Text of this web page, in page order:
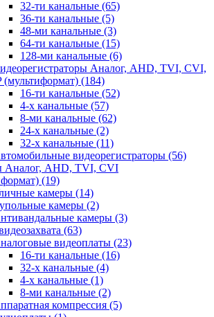
32-ти канальные (65)
36-ти канальные (5)
48-ми канальные (3)
64-ти канальные (15)
128-ми канальные (6)
Аналог, AHD, TVI, CVI,
(мультиформат) (184)
16-ти канальные (52)
4-х канальные (57)
8-ми канальные (62)
24-х канальные (2)
32-х канальные (11)
видеорегистраторы (56)
Аналог, AHD, TVI, CVI
(19)
камеры (14)
камеры (2)
камеры (3)
(63)
видеоплаты (23)
16-ти канальные (16)
32-х канальные (4)
4-х канальные (1)
8-ми канальные (2)
компрессия (5)